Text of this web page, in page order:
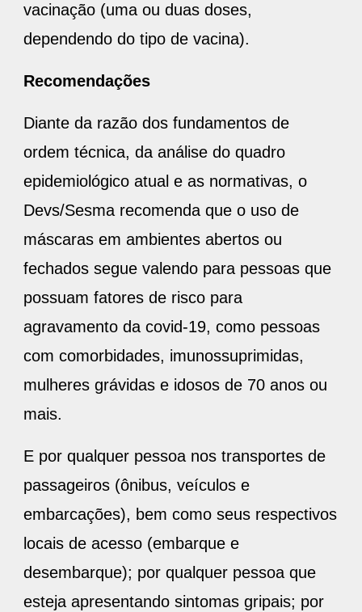
vacinação (uma ou duas doses,
dependendo do tipo de vacina).
Recomendações
Diante da razão dos fundamentos de
ordem técnica, da análise do quadro
epidemiológico atual e as normativas, o
Devs/Sesma recomenda que o uso de
máscaras em ambientes abertos ou
fechados segue valendo para pessoas que
possuam fatores de risco para
agravamento da covid-19, como pessoas
com comorbidades, imunossuprimidas,
mulheres grávidas e idosos de 70 anos ou
mais.
E por qualquer pessoa nos transportes de
passageiros (ônibus, veículos e
embarcações), bem como seus respectivos
locais de acesso (embarque e
desembarque); por qualquer pessoa que
esteja apresentando sintomas gripais; por